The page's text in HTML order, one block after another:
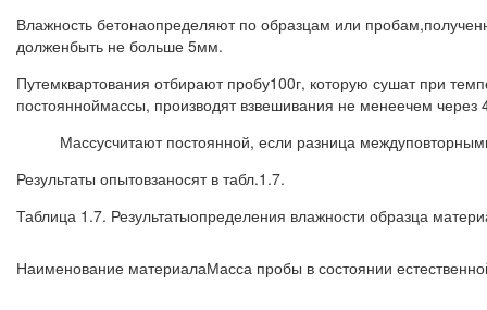
Влажность бетонаопределяют по образцам или
долженбыть не больше 5мм.
Путемквартования отбирают пробу100г, которую сушат при
постоянноймассы, производят взвешивания не менеечем через
Массусчитают постоянной, если разница
Результаты опытовзаносят в табл.1.7.
Таблица 1.7. Результатыопределения влажности образца
Наименование материалаМасса пробы в состоянии